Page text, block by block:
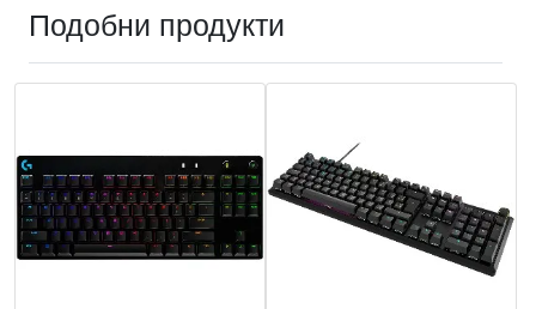
Подобни продукти